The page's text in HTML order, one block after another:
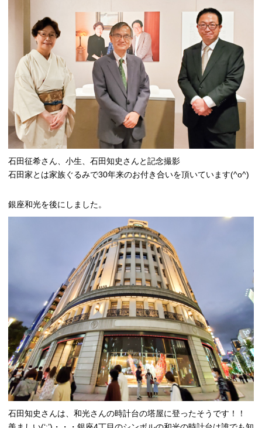
石田征希さん、小生、石田知史さんと記念撮影
石田家とは家族ぐるみで30年来のお付き合いを頂いています(^o^)
銀座和光を後にしました。
石田知史さんは、和光さんの時計台の塔屋に登ったそうです！！